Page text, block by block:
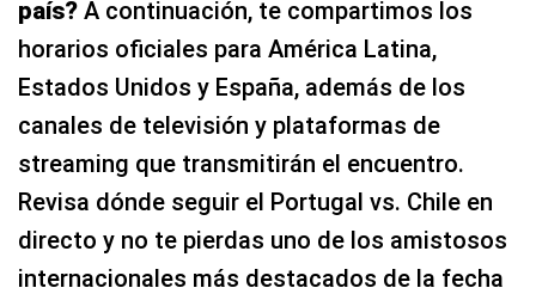
país? A continuación, te compartimos los
horarios oficiales para América Latina,
Estados Unidos y España, además de los
canales de televisión y plataformas de
streaming que transmitirán el encuentro.
Revisa dónde seguir el Portugal vs. Chile en
directo y no te pierdas uno de los amistosos
internacionales más destacados de la fecha